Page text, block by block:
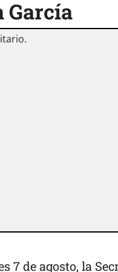
García
7 de agosto, la